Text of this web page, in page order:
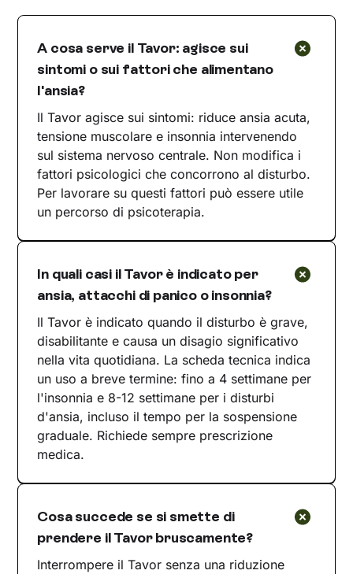
A cosa serve il Tavor: agisce sui
sintomi o sui fattori che alimentano
l'ansia?
Il Tavor agisce sui sintomi: riduce ansia acuta,
tensione muscolare e insonnia intervenendo
sul sistema nervoso centrale. Non modifica i
fattori psicologici che concorrono al disturbo.
Per lavorare su questi fattori può essere utile
un percorso di psicoterapia.
In quali casi il Tavor è indicato per
ansia, attacchi di panico o insonnia?
Il Tavor è indicato quando il disturbo è grave,
disabilitante e causa un disagio significativo
nella vita quotidiana. La scheda tecnica indica
un uso a breve termine: fino a 4 settimane per
l'insonnia e 8-12 settimane per i disturbi
d'ansia, incluso il tempo per la sospensione
graduale. Richiede sempre prescrizione
medica.
Cosa succede se si smette di
prendere il Tavor bruscamente?
Interrompere il Tavor senza una riduzione